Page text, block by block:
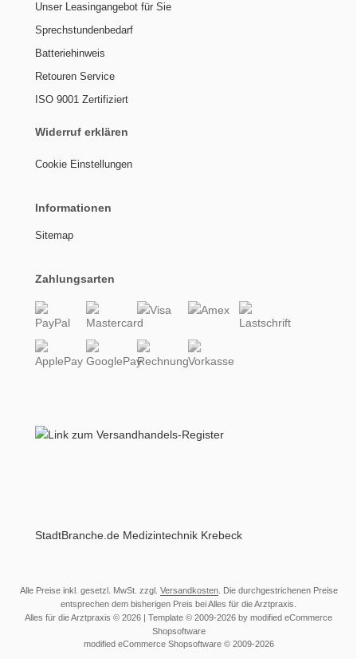
Unser Leasingangebot für Sie
Sprechstundenbedarf
Batteriehinweis
Retouren Service
ISO 9001 Zertifiziert
Widerruf erklären
Cookie Einstellungen
Informationen
Sitemap
Zahlungsarten
StadtBranche.de Medizintechnik Krebeck
Alle Preise inkl. gesetzl. MwSt. zzgl. Versandkosten. Die durchgestrichenen Preise
entsprechen dem bisherigen Preis bei Alles für die Arztpraxis.
Alles für die Arztpraxis © 2026 | Template © 2009-2026 by modified eCommerce
Shopsoftware
modified eCommerce Shopsoftware © 2009-2026